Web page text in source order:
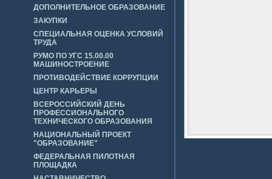
ДОПОЛНИТЕЛЬНОЕ ОБРАЗОВАНИЕ
ЗАКУПКИ
СПЕЦИАЛЬНАЯ ОЦЕНКА УСЛОВИЙ
ТРУДА
РУМО ПО УГС 15.00.00
МАШИНОСТРОЕНИЕ
ПРОТИВОДЕЙСТВИЕ КОРРУПЦИИ
ЦЕНТР КАРЬЕРЫ
ВСЕРОССИЙСКИЙ ДЕНЬ
ПРОФЕССИОНАЛЬНОГО
ТЕХНИЧЕСКОГО ОБРАЗОВАНИЯ
НАЦИОНАЛЬНЫЙ ПРОЕКТ
"ОБРАЗОВАНИЕ"
ФЕДЕРАЛЬНАЯ ПИЛОТНАЯ
ПЛОЩАДКА